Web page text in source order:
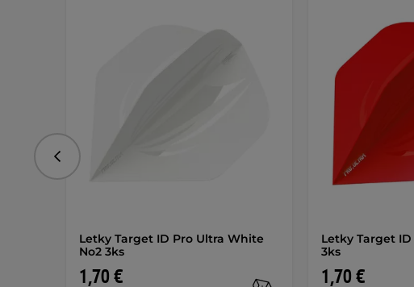
Letky Target ID Pro Ultra White
No2 3ks
1,70 €
Letky Target
3ks
1,70 €
Predchádzajúce